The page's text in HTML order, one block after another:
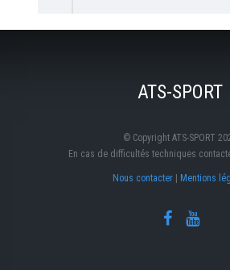
ATS-SPORT
© Copyright ATS-SPORT
En cas de difficultés techniques
Nous contacter| Mentions